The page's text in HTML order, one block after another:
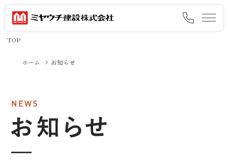
施工事例
オーナー様の暮らし
会社情報
TOP
ホーム お知らせ